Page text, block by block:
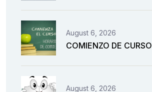
August 6, 2026
COMIENZO DE CURSO
August 6, 2026